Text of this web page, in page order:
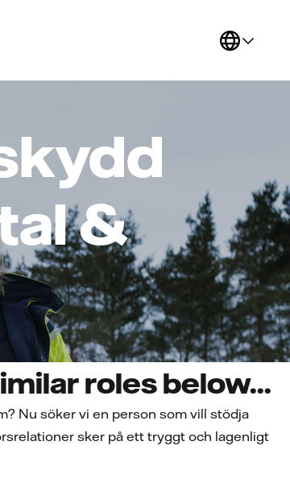
&
roles below...
Nu söker vi en person som vill stödja
sker på ett tryggt och lagenligt